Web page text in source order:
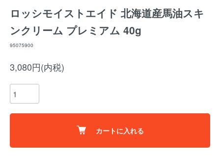
ロッシモイストエイド 北海道産馬油スキ
ンクリーム プレミアム 40g
95075900
3,080円(内税)
カートに入れる